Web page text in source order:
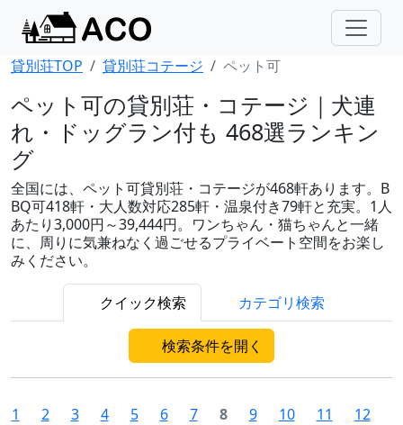
貸別荘TOP 貸別荘コテージ ペット可
ペット可の貸別荘・コテージ｜犬連
れ・ドッグラン付も 468選ランキン
グ
全国には、ペット可貸別荘・コテージが468軒あります。B
BQ可418軒・大人数対応285軒・温泉付き79軒と充実。1人
あたり3,000円～39,444円。ワンちゃん・猫ちゃんと一緒
に、周りに気兼ねなく過ごせるプライベート空間をお楽し
みください。
クイック検索 カテゴリ検索
検索条件を開く
1 2 3 4 5 6 7 8 9 10 11
12